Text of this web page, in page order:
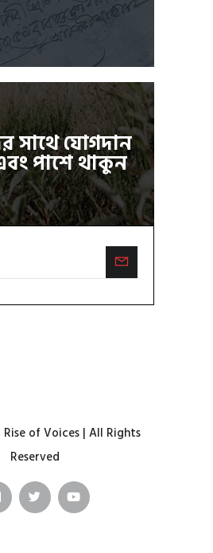
সাথে যোগদান
পাশে থাকুন
of Voices | All Rights
Reserved